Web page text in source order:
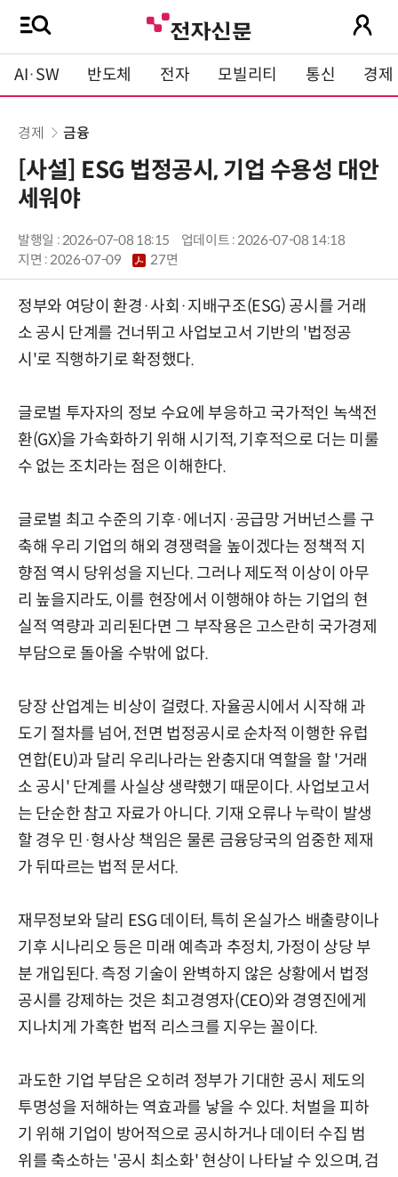
AI·SW 반도체 전자 모빌리티 통신 경제
경제 금융
[사설] ESG 법정공시, 기업 수용성 대안
세워야
발행일 : 2026-07-08 18:15
업데이트 : 2026-07-08 14:18
지면 :2026-07-09 27면
정부와 여당이 환경·사회·지배구조(ESG) 공시를 거래
소 공시 단계를 건너뛰고 사업보고서 기반의 '법정공
시'로 직행하기로 확정했다.
글로벌 투자자의 정보 수요에 부응하고 국가적인 녹색전
환(GX)을 가속화하기 위해 시기적, 기후적으로 더는 미룰
수 없는 조치라는 점은 이해한다.
글로벌 최고 수준의 기후·에너지·공급망 거버넌스를 구
축해 우리 기업의 해외 경쟁력을 높이겠다는 정책적 지
향점 역시 당위성을 지닌다. 그러나 제도적 이상이 아무
리 높을지라도, 이를 현장에서 이행해야 하는 기업의 현
실적 역량과 괴리된다면 그 부작용은 고스란히 국가경제
부담으로 돌아올 수밖에 없다.
당장 산업계는 비상이 걸렸다. 자율공시에서 시작해 과
도기 절차를 넘어, 전면 법정공시로 순차적 이행한 유럽
연합(EU)과 달리 우리나라는 완충지대 역할을 할 '거래
소 공시' 단계를 사실상 생략했기 때문이다. 사업보고서
는 단순한 참고 자료가 아니다. 기재 오류나 누락이 발생
할 경우 민·형사상 책임은 물론 금융당국의 엄중한 제재
가 뒤따르는 법적 문서다.
재무정보와 달리 ESG 데이터, 특히 온실가스 배출량이나
기후 시나리오 등은 미래 예측과 추정치, 가정이 상당 부
분 개입된다. 측정 기술이 완벽하지 않은 상황에서 법정
공시를 강제하는 것은 최고경영자(CEO)와 경영진에게
지나치게 가혹한 법적 리스크를 지우는 꼴이다.
과도한 기업 부담은 오히려 정부가 기대한 공시 제도의
투명성을 저해하는 역효과를 낳을 수 있다. 처벌을 피하
기 위해 기업이 방어적으로 공시하거나 데이터 수집 범
위를 축소하는 '공시 최소화' 현상이 나타날 수 있으며, 검